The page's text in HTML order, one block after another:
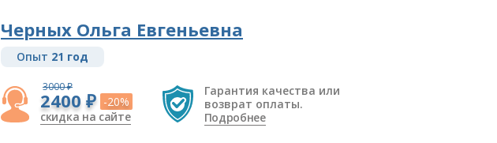
Черных Ольга Евгеньевна
Опыт 21 год
3000 ₽
2400 ₽ -20%
скидка на сайте
Гарантия качества или
возврат оплаты.
Подробнее